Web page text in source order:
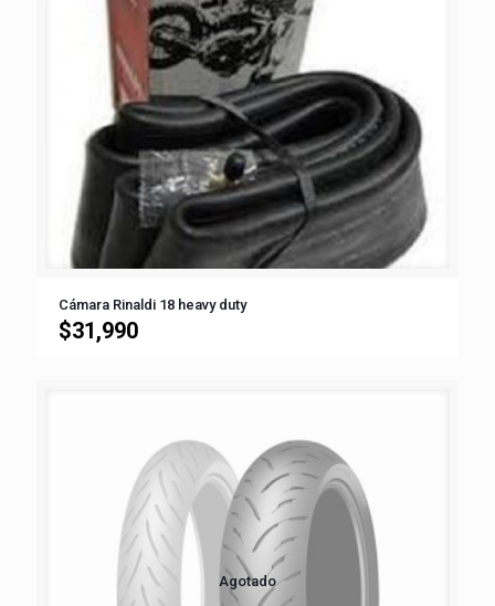
Cámara Rinaldi 18 heavy duty
$31,990
Agotado